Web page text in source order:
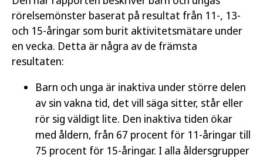
rörelsemönster baserat på resultat från 11-, 13-
och 15-åringar som burit aktivitetsmätare under
en vecka. Detta är några av de främsta
resultaten:
Barn och unga är inaktiva under större delen
av sin vakna tid, det vill säga sitter, står eller
rör sig väldigt lite. Den inaktiva tiden ökar
med åldern, från 67 procent för 11-åringar till
75 procent för 15-åringar. I alla åldersgrupper
Artikelnummer: 19010
Öppna publikationen
Läs publikation